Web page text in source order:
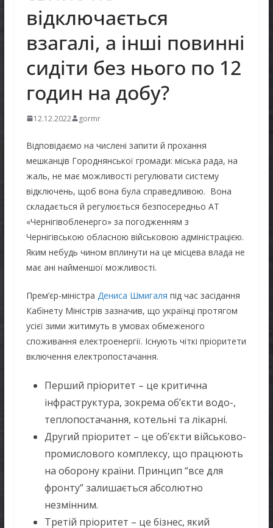
відключається
взагалі, а інші повинні
сидіти без нього по 12
годин на добу?
12.12.2022 gormr
Відповідаємо на числені запити й прохання
мешканців Городнянської громади: міська рада, на
жаль, не має можливості регулювати систему
відключень, щоб вона була справедливою. Вона
складається й регулюється безпосередньо АТ
«Чернігівобленерго» за погодженням з
Чернігівською обласною військовою адміністрацією.
Яким небудь чином вплинути на це місцева влада не
має ані найменшої можливості.
Прем’єр-міністра Дениса Шмигаля під час засідання
Кабінету Міністрів зазначив, що українці протягом
усієї зими житимуть в умовах обмеженого
споживання електроенергії. Існують чіткі пріоритети
включення електропостачання.
Перший пріоритет – це критична
інфраструктура, зокрема об’єкти водо-,
теплопостачання, котельні та лікарні.
Другий пріоритет – це об’єкти військово-
промислового комплексу, що працюють
на оборону країни. Принцип “все для
фронту” залишається абсолютно
незмінним.
Третій пріоритет – це бізнес, який